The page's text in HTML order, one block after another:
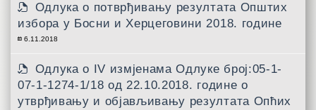
Одлукa о потврђивању резултата Општих
избора у Босни и Херцеговини 2018. године
6.11.2018
Одлука о IV измјенама Одлуке број:05-1-
07-1-1274-1/18 од 22.10.2018. године о
утврђивању и објављивању резултата Опћих